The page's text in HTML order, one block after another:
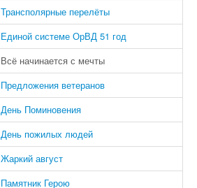
Трансполярные перелёты
Единой системе ОрВД 51 год
Всё начинается с мечты
Предложения ветеранов
День Поминовения
День пожилых людей
Жаркий август
Памятник Герою